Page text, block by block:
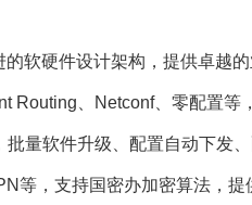
软硬件设计架构，提供卓越的
Routing、Netconf、零配置
量软件升级、配置自动下发
等，支持国密办加密算法，提